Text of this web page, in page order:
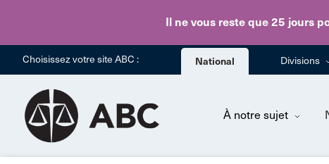
Il ne vous reste que 25 jours
Choisissez votre site ABC : National Divisions
À notre sujet